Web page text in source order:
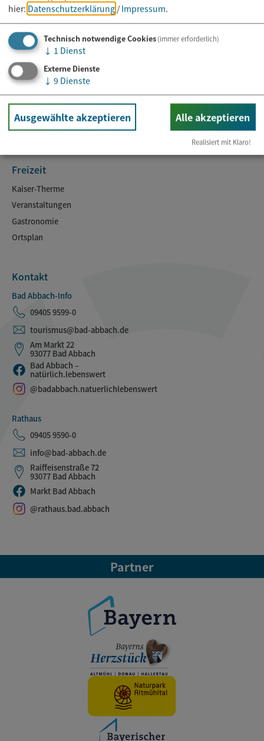
Rathaus
Kontakt & Öffnungszeiten
Online-Dienste
Ansprechpartner
Aktuelles
Freizeit
Kaiser-Therme
Veranstaltungen
Gastronomie
Ortsplan
Kontakt
Bad Abbach-Info
09405 9599-0
tourismus@bad-abbach.de
Am Markt 22
93077 Bad Abbach
Bad Abbach –
natürlich.lebenswert
@badabbach.natuerlichlebenswert
Rathaus
09405 9590-0
info@bad-abbach.de
Raiffeisenstraße 72
93077 Bad Abbach
Markt Bad Abbach
@rathaus.bad.abbach
Partner
hier: Datenschutzerklärung / Impressum.
Technisch notwendige Cookies(immer erforderlich)
↓ 1 Dienst
Externe Dienste
↓ 9 Dienste
Ausgewählte akzeptieren Alle akzeptieren
Realisiert mit Klaro!